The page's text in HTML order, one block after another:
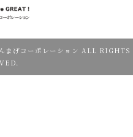
まげコーポレーション ALL RIGHTS